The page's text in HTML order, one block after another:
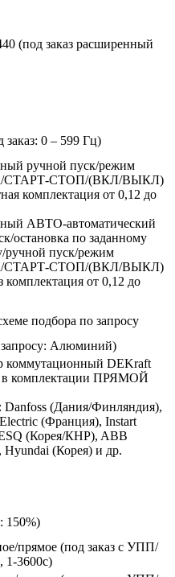
(под заказ расширенный
заказ: 0 – 599 Гц)
ручной пуск/режим
СТАРТ-СТОП/(ВКЛ/ВЫКЛ)
комплектация от 0,12 до
АВТО-автоматический
остановка по заданному
ручной пуск/режим
СТАРТ-СТОП/(ВКЛ/ВЫКЛ)
комплектация от 0,12 до
подбора по запросу
Алюминий)
коммутационный DEKraft
в комплектации ПРЯМОЙ
Danfoss (Дания/Финляндия),
(Франция), Instart
(Корея/КНР), ABB
(Корея) и др.
150%)
прямое (под заказ с УПП/
1-3600с)